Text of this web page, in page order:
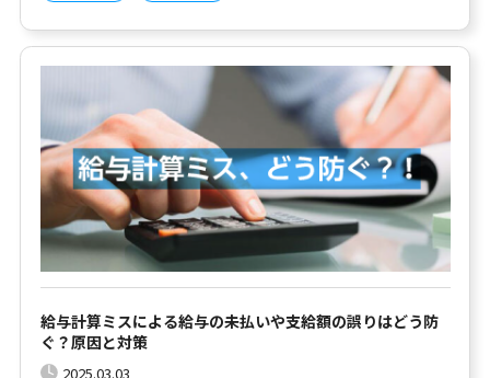
給与計算ミスによる給与の未払いや支給額の誤りはどう防
ぐ？原因と対策
2025.03.03